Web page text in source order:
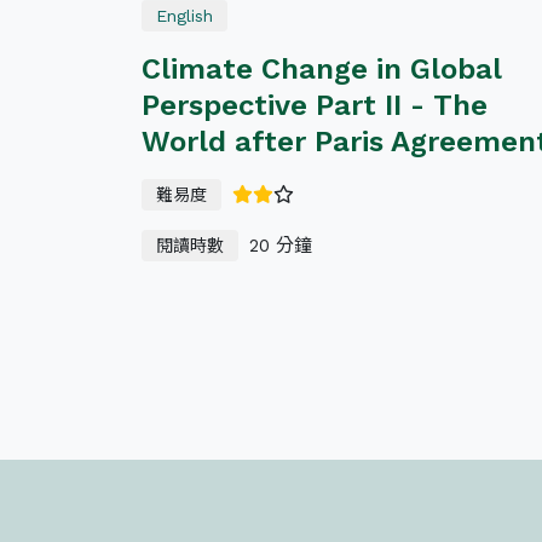
English
Climate Change in Global
Perspective Part II - The
World after Paris
難易度
閱讀時數 20 分鐘